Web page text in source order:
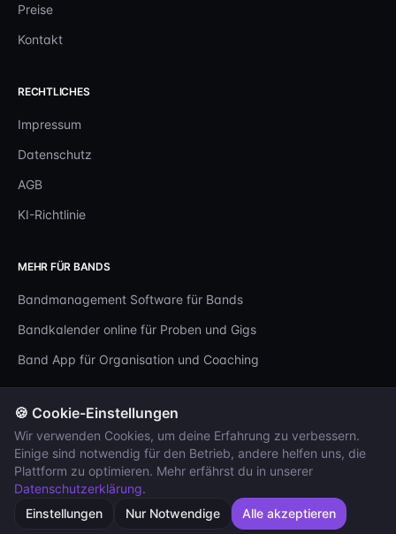
Preise
Kontakt
RECHTLICHES
Impressum
Datenschutz
AGB
KI-Richtlinie
MEHR FÜR BANDS
Bandmanagement Software für Bands
Bandkalender online für Proben und Gigs
Band App für Organisation und Coaching
©2026 bandcoach ai. Alle Rechte vorbehalten.
Cookie-EinstellungenMade for bands, not for boardrooms.
Visuelle Inhalte (Bilder, Videos) teilweise KI-generiert.
🍪 Cookie-Einstellungen
Wir verwenden Cookies, um deine Erfahrung zu verbessern.
Einige sind notwendig für den Betrieb, andere helfen uns, die
Plattform zu optimieren. Mehr erfährst du in unserer
Datenschutzerklärung.
Einstellungen
Nur Notwendige Alle akzeptieren